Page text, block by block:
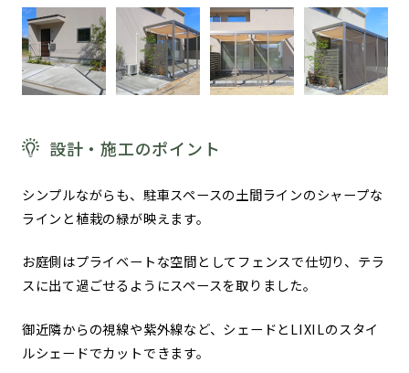
設計・施工のポイント
シンプルながらも、駐車スペースの土間ラインのシャープな
ラインと植栽の緑が映えます。
お庭側はプライベートな空間としてフェンスで仕切り、テラ
スに出て過ごせるようにスペースを取りました。
御近隣からの視線や紫外線など、シェードとLIXILのスタイ
ルシェードでカットできます。